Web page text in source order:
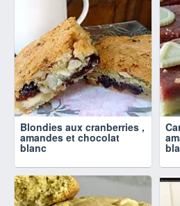
Blondies aux cranberries ,
amandes et chocolat
blanc